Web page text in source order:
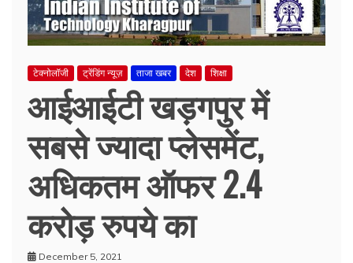
टेक्नोलॉजी ट्रेंडिंग न्यूज़ ताजा खबर देश शिक्षा
आईआईटी खड़गपुर में
सबसे ज्यादा प्लेसमेंट,
अधिकतम ऑफर 2.4
करोड़ रुपये का
December 5, 2021